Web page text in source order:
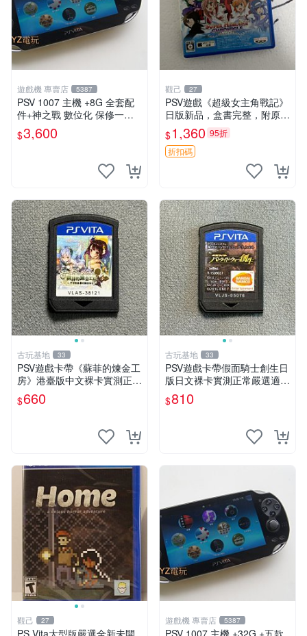
遊戲機 專賣店 5387
PSV 1007 主機 +8G 全套配
件+神之戰 數位化 保修一年
品質有保障 psvita
$3,600
觀己 27
PSV遊戲《超級女主角戰記》
日版新品，盒書完整，附原裝
包裝，玩樂典藏款，成就全開
任你挑戰 超級女主角戰記 PS
V 游戲 日版 成就全開 DLC 全
$1,360 95折
折扣碼
古玩基地 33
PSV遊戲卡帶《蘇菲的煉金工
房》港臺版中文裸卡實測正常
嚴選直銷僅售不退不換單次2
張起享優惠 煉金工房 游戲卡
$660
古玩基地 33
PSV遊戲卡帶假面騎士創生日
版日文裸卡實測正常嚴選適合
收藏2張起享優惠 假面騎士
創生 PSV 卡帶
$810
觀己 27 遊戲機 專賣店 5387